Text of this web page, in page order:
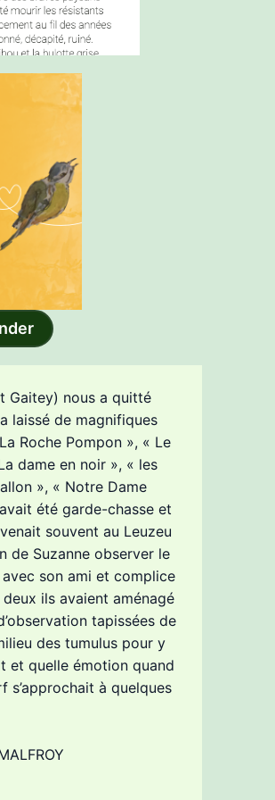
Gaitey) nous a quitté
laissé de magnifiques
Roche Pompon », « Le
dame en noir », « les
», « Notre Dame
été garde-chasse et
souvent au Leuzeu
de Suzanne observer le
son ami et complice
deux ils avaient aménagé
tapissées de
des tumulus pour y
et quelle émotion quand
s’approchait à quelques